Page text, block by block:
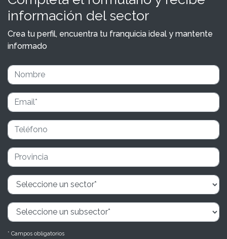
información del sector
Crea tu perfil, encuentra tu franquicia ideal y mantente
informado
* Campos obligatorios